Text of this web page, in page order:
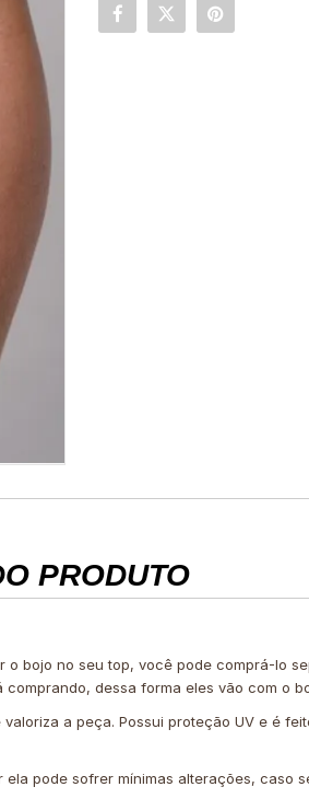
PRODUTO
bojo no seu top, você pode comprá-lo
dessa forma eles vão com o
a peça. Possui proteção UV e é
pode sofrer mínimas alterações, caso